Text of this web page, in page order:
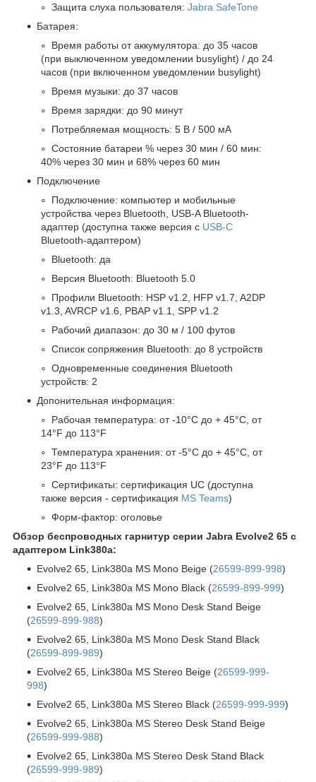
Защита слуха пользователя: Jabra SafeTone
Батарея:
Время работы от аккумулятора: до 35 часов
(при выключенном уведомлении busylight) / до 24
часов (при включенном уведомлении busylight)
Время музыки: до 37 часов
Время зарядки: до 90 минут
Потребляемая мощность: 5 В / 500 мА
Состояние батареи % через 30 мин / 60 мин:
40% через 30 мин и 68% через 60 мин
Подключение
Подключение: компьютер и мобильные
устройства через Bluetooth, USB-A Bluetooth-
адаптер (доступна также версия с USB-C
Bluetooth-адаптером)
Bluetooth: да
Версия Bluetooth: Bluetooth 5.0
Профили Bluetooth: HSP v1.2, HFP v1.7, A2DP
v1.3, AVRCP v1.6, PBAP v1.1, SPP v1.2
Рабочий диапазон: до 30 м / 100 футов
Список сопряжения Bluetooth: до 8 устройств
Одновременные соединения Bluetooth
устройств: 2
Допонительная информация:
Рабочая температура: от -10°C до + 45°C, от
14°F до 113°F
Температура хранения: от -5°C до + 45°C, от
23°F до 113°F
Сертификаты: сертификация UC (доступна
также версия - сертификация MS Teams)
Форм-фактор: оголовье
Обзор беспроводных гарнитур серии Jabra Evolve2 65 c
адаптером Link380a:
Evolve2 65, Link380a MS Mono Beige (26599-899-998)
Evolve2 65, Link380a MS Mono Black (26599-899-999)
Evolve2 65, Link380a MS Mono Desk Stand Beige
(26599-899-988)
Evolve2 65, Link380a MS Mono Desk Stand Black
(26599-899-989)
Evolve2 65, Link380a MS Stereo Beige (26599-999-
998)
Evolve2 65, Link380a MS Stereo Black (26599-999-999)
Evolve2 65, Link380a MS Stereo Desk Stand Beige
(26599-999-988)
Evolve2 65, Link380a MS Stereo Desk Stand Black
(26599-999-989)